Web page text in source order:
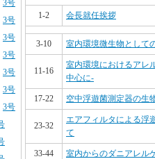
1-2 会長就任挨拶
3-10 室内環境微生物として
11-16
室内環境におけるアレ
中心に-
17-22 空中浮遊菌測定器の生
23-32
エアフィルタによる浮
て
33-44 室内からのダニアレル